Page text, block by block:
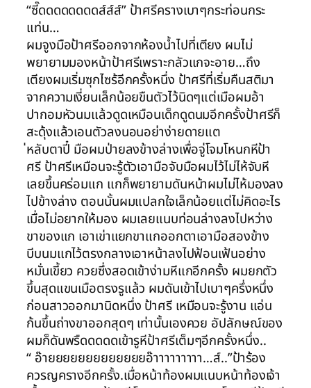
“ซี๊ดดดดดดดดส์ส์ส์” ป้าศรีครางเบาๆกระท่อนกระ
แท่น…
ผมจูงมือป้าศรีออกจากห้องน้ำไปที่เตียง ผมไม่
พยายามมองหน้าป้าศรีเพราะกลัวแกจะอาย…ถึง
เตียงผมเริ่มซุกไซร้อีกครั้งหนึ่ง ป้าศรีที่เริ่มคืนสติมา
จากความเงี่ยนเล็กน้อยขืนตัวไว้นิดๆแต่เมือผมอ้า
ปากอมหัวนมแล้วดูดเหมือนเด็กดูดนมอีกครั้งป้าศรีก็
สะดุ้งแล้วเอนตัวลงนอนอย่าง่ายดายแต
่หลับตาปี๋ มือผมป่ายลงข้างล่างเพื่อจู่โจมโหนกหีป้า
ศรี ป้าศรีเหมือนจะรู้ตัวเอามือจับมือผมไว้ไม่ไห้จับหี
เลยขึ้นคร่อมแก แกก็พยายามดันหน้าผมไม่ไห้มองลง
ไปข้างล่าง ตอนนั้นผมแปลกใจเล็กน้อยแต่ไม่คิดอะไร
เมื่อไม่อยากให้มอง ผมเลยแนบท่อนล่างลงไปหว่าง
ขาของแก เอาเข่าแยกขาแกออกตาเอามือสองข้าง
บีบนมแกไว้ตรงกลางเอาหน้าลงไปฟ้อนเฟ้นอย่าง
หมั่นเขี้ยว ควยซึ่งสอดเข้าง่ามหีแกอีกครั้ง ผมยกตัว
ขึ้นสุดแขนเมือตรงรูแล้ว ผมดันเข้าไปเบาๆครึ่งหนึ่ง
ก่อนสาวออกมานิดหนึ่ง ป้าศรี เหมือนจะรู้งาน แอ่น
ก้นขึ้นถ่างขาออกสุดๆ เท่านั้นเองควย อัปลักษณ์ของ
ผมก็ดันพรืดดดดดเข้ารูหีป้าศรีเต็มๆอีกครั้งหนึ่ง..
“ อ๊ายยยยยยยยยยยยยอ๊าาาาาาาาา…ส์..”ป้าร้อง
ควรญครางอีกครั้ง.เมื่อหน้าท้องผมแนบหน้าท้องเจ้า